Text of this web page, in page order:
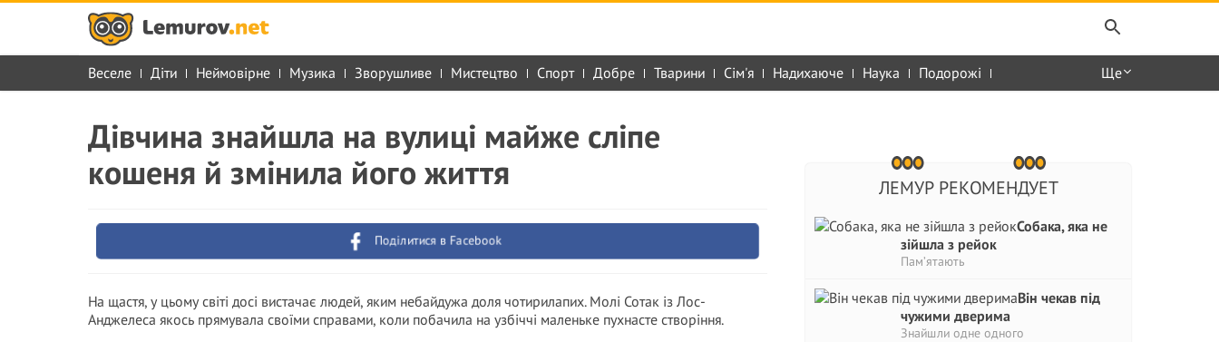
Веселе Діти Неймовірне Музика Зворушливе Мистецтво Спорт Добре Тварини Сім'я Надихаюче Наука Подорожі Ще
ЛЕМУР РЕКОМЕНДУЕТ
Собака, яка не
зійшла з рейок
Пам’ятають
Він чекав під
чужими дверима
Знайшли одне одного
Дівчина знайшла на вулиці майже сліпе
кошеня й змінила його життя
Поділитися в Facebook
На щастя, у цьому світі досі вистачає людей, яким небайдужа доля чотирилапих. Молі Сотак із Лос-
Анджелеса якось прямувала своїми справами, коли побачила на узбіччі маленьке пухнасте створіння.